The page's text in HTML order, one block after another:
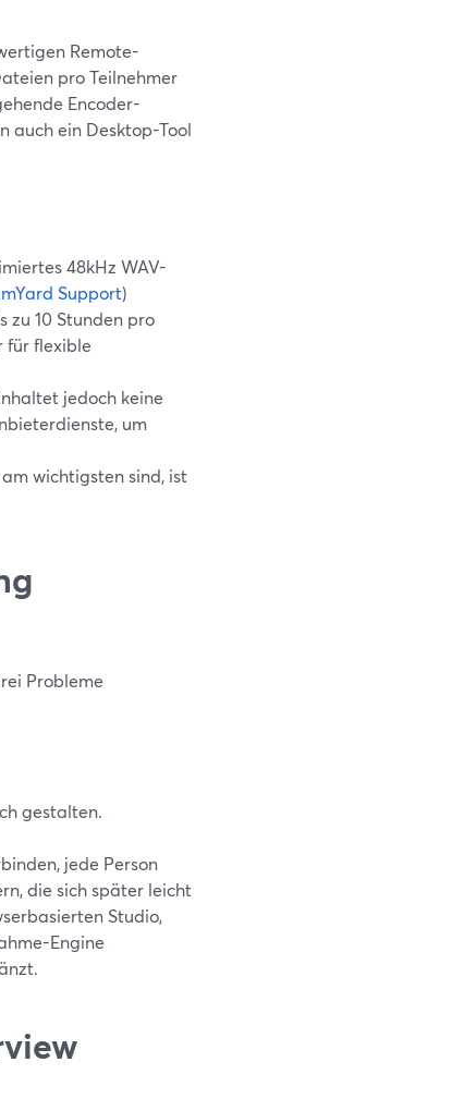
Remote-
pro Teilnehmer
Encoder-
auch ein Desktop-Tool
48kHz WAV-
Support)
zu 10 Stunden pro
für flexible
jedoch keine
um
wichtigsten sind, ist
Probleme
gestalten.
jede Person
die sich später leicht
Studio,
Engine